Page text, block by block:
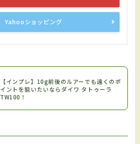
Yahooショッピング
【インプレ】10g前後のルアーでも遠くのポ
イントを狙いたいならダイワ タトゥーラ
TW100！